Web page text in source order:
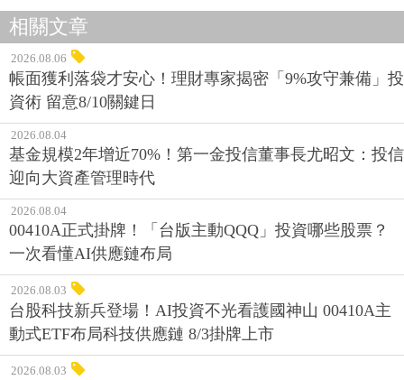
相關文章
2026.08.06
帳面獲利落袋才安心！理財專家揭密「9%攻守兼備」投
資術 留意8/10關鍵日
2026.08.04
基金規模2年增近70%！第一金投信董事長尤昭文：投信
迎向大資產管理時代
2026.08.04
00410A正式掛牌！「台版主動QQQ」投資哪些股票？
一次看懂AI供應鏈布局
2026.08.03
台股科技新兵登場！AI投資不光看護國神山 00410A主
動式ETF布局科技供應鏈 8/3掛牌上市
2026.08.03